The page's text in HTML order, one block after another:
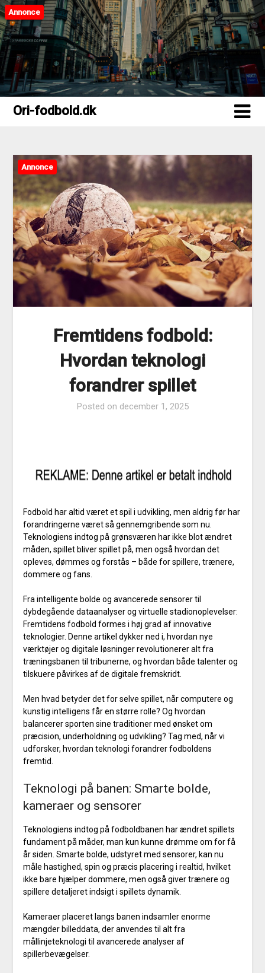
Ori-fodbold.dk
Annonce
Ori-fodbold.dk
Annonce
Fremtidens fodbold:
Hvordan teknologi
forandrer spillet
Posted on december 1, 2025
Fodbold har altid været et spil i udvikling, men aldrig før har
forandringerne været så gennemgribende som nu.
Teknologiens indtog på grønsværen har ikke blot ændret
måden, spillet bliver spillet på, men også hvordan det
opleves, dømmes og forstås – både for spillere, trænere,
dommere og fans.
Fra intelligente bolde og avancerede sensorer til
dybdegående dataanalyser og virtuelle stadionoplevelser:
Fremtidens fodbold formes i høj grad af innovative
teknologier. Denne artikel dykker ned i, hvordan nye
værktøjer og digitale løsninger revolutionerer alt fra
træningsbanen til tribunerne, og hvordan både talenter og
tilskuere påvirkes af de digitale fremskridt.
Men hvad betyder det for selve spillet, når computere og
kunstig intelligens får en større rolle? Og hvordan
balancerer sporten sine traditioner med ønsket om
præcision, underholdning og udvikling? Tag med, når vi
udforsker, hvordan teknologi forandrer fodboldens
fremtid.
Teknologi på banen: Smarte bolde,
kameraer og sensorer
Teknologiens indtog på fodboldbanen har ændret spillets
fundament på måder, man kun kunne drømme om for få
år siden. Smarte bolde, udstyret med sensorer, kan nu
måle hastighed, spin og præcis placering i realtid, hvilket
ikke bare hjælper dommere, men også giver trænere og
spillere detaljeret indsigt i spillets dynamik.
Kameraer placeret langs banen indsamler enorme
mængder billeddata, der anvendes til alt fra
mållinjeteknologi til avancerede analyser af
spillerbevægelser.